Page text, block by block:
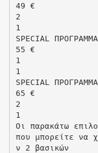
49 €
2
1
SPECIAL ΠΡΟΓΡΑΜΜΑ
55 €
1
1
SPECIAL ΠΡΟΓΡΑΜΜΑ
65 €
2
1
Οι παρακάτω
που μπορείτε να
ν 2 βασικών